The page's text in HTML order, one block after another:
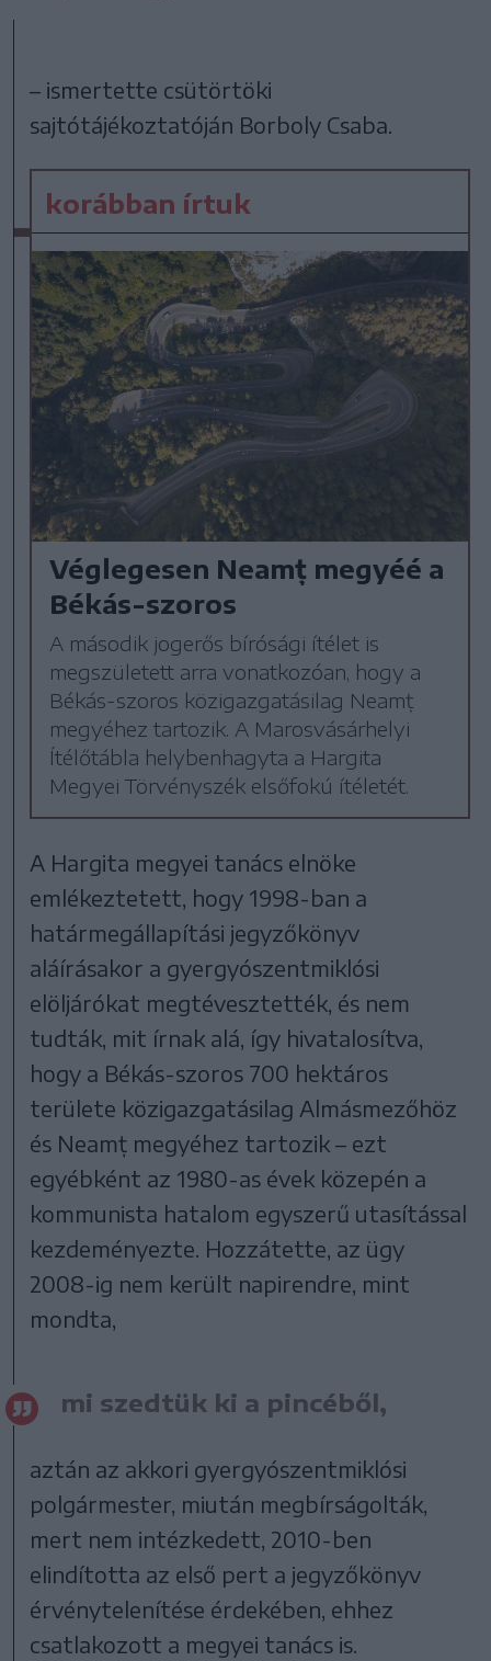
– ismertette csütörtöki
sajtótájékoztatóján Borboly Csaba.
korábban írtuk
Véglegesen Neamț megyéé a
Békás-szoros
A második jogerős bírósági ítélet is
megszületett arra vonatkozóan, hogy a
Békás-szoros közigazgatásilag Neamț
megyéhez tartozik. A Marosvásárhelyi
Ítélőtábla helybenhagyta a Hargita
Megyei Törvényszék elsőfokú ítéletét.
A Hargita megyei tanács elnöke
emlékeztetett, hogy 1998-ban a
határmegállapítási jegyzőkönyv
aláírásakor a gyergyószentmiklósi
elöljárókat megtévesztették, és nem
tudták, mit írnak alá, így hivatalosítva,
hogy a Békás-szoros 700 hektáros
területe közigazgatásilag Almásmezőhöz
és Neamț megyéhez tartozik – ezt
egyébként az 1980-as évek közepén a
kommunista hatalom egyszerű utasítással
kezdeményezte. Hozzátette, az ügy
2008-ig nem került napirendre, mint
mondta,
mi szedtük ki a pincéből,
aztán az akkori gyergyószentmiklósi
polgármester, miután megbírságolták,
mert nem intézkedett, 2010-ben
elindította az első pert a jegyzőkönyv
érvénytelenítése érdekében, ehhez
csatlakozott a megyei tanács is.